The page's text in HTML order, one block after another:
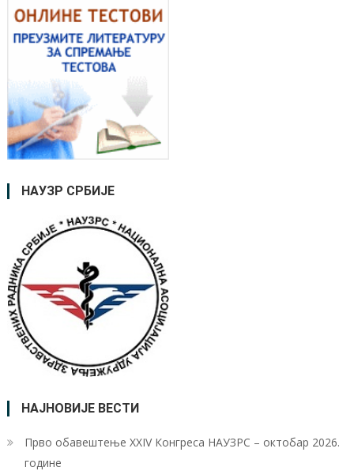
НАУЗР СРБИЈЕ
НАЈНОВИЈЕ ВЕСТИ
Прво обавештење XXIV Конгреса НАУЗРС – октобар 2026.
године